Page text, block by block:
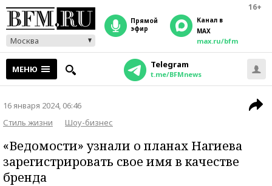
16+
Москва
прямой
эфир
Канал в
MAX
max.ru/bfm
МЕНЮ Telegram
t.me/BFMnews
16 января 2024, 06:46
Стиль жизни
Шоу-бизнес
«Ведомости» узнали о планах Нагиева
зарегистрировать свое имя в качестве
бренда